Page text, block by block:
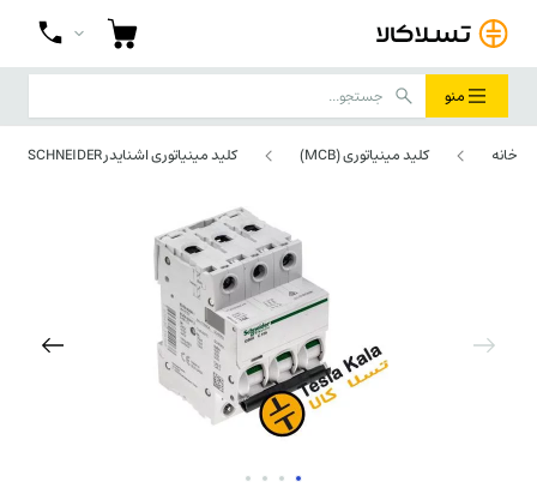
منو
خانه کلید مینیاتوری (MCB) کلید مینیاتوری اشنایدر SCHNEIDER